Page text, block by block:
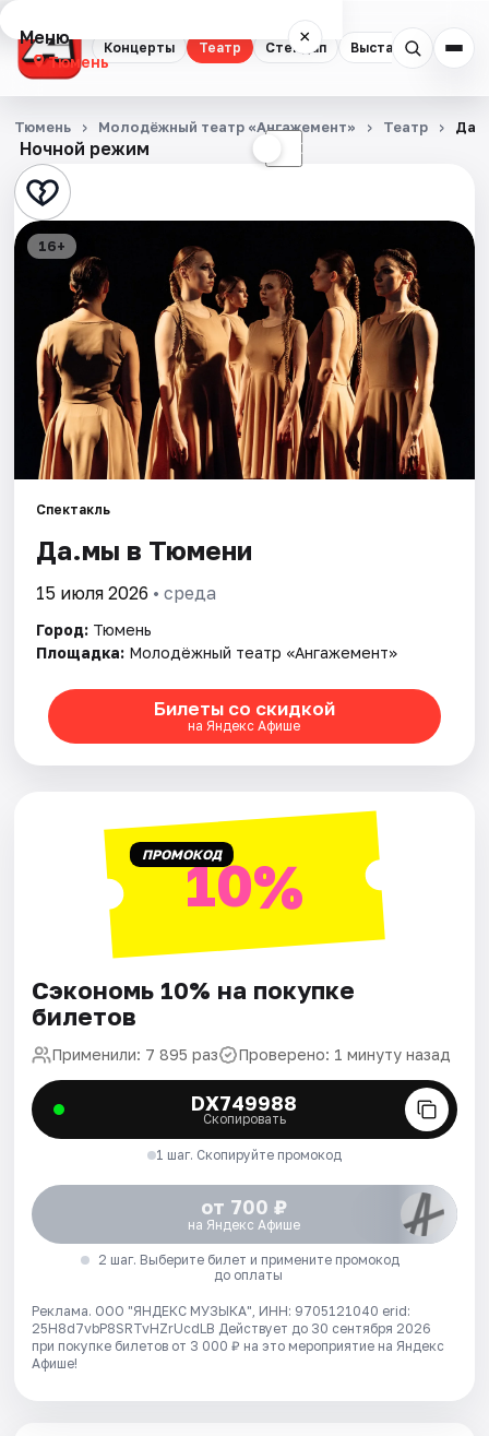
Концерты Театр Стендап Выставки
Меню ×
Тюмень
Концерты
Театр
Стендап
Выставки
Квесты
Экскурсии
Спорт
События
Города
Площадки
Артисты
Рейтинги
Ночной режим ☾
Тюмень Молодёжный театр «Ангажемент» Театр
16+
Спектакль
Да.мы в Тюмени
15 июля 2026 • среда
Город: Тюмень
Площадка: Молодёжный театр «Ангажемент»
Билеты со скидкой
на Яндекс Афише
ПРОМОКОД10%
Сэкономь 10% на покупке
билетов
Применили: 7 895 раз Проверено: 1 минуту назад
DX749988
Скопировать
1 шаг. Скопируйте промокод
от 700 ₽
на Яндекс Афише
2 шаг. Выберите билет и примените промокод
до оплаты
Реклама. ООО "ЯНДЕКС МУЗЫКА", ИНН: 9705121040 erid:
25H8d7vbP8SRTvHZrUcdLB Действует до 30 сентября 2026
при покупке билетов от 3 000 ₽ на это мероприятие на Яндекс
Афише!